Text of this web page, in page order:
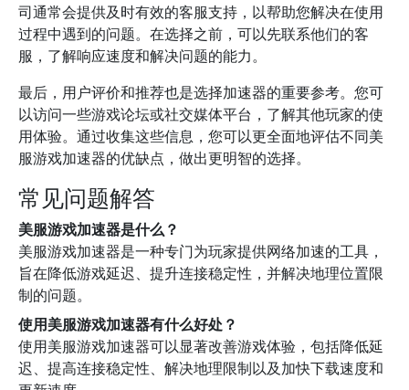
司通常会提供及时有效的客服支持，以帮助您解决在使用
过程中遇到的问题。在选择之前，可以先联系他们的客
服，了解响应速度和解决问题的能力。
最后，用户评价和推荐也是选择加速器的重要参考。您可
以访问一些游戏论坛或社交媒体平台，了解其他玩家的使
用体验。通过收集这些信息，您可以更全面地评估不同美
服游戏加速器的优缺点，做出更明智的选择。
常见问题解答
美服游戏加速器是什么？
美服游戏加速器是一种专门为玩家提供网络加速的工具，
旨在降低游戏延迟、提升连接稳定性，并解决地理位置限
制的问题。
使用美服游戏加速器有什么好处？
使用美服游戏加速器可以显著改善游戏体验，包括降低延
迟、提高连接稳定性、解决地理限制以及加快下载速度和